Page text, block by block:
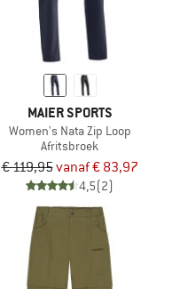
MAIER SPORTS
Women's Nata Zip Loop
Afritsbroek
€ 119,95vanaf € 83,97
4,5(2)